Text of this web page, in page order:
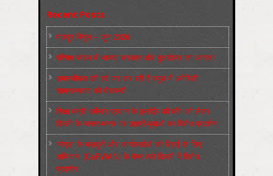
Recent Posts
मज़दूर बिगुल – जून 2026
पश्चिम बंगाल में भाजपा सरकार और बुलडोज़र का आतंक!
अमानवीयता की हदें पार कर रही है क्यूबा में अमेरिकी
साम्राज्यवाद की घेराबन्दी
शिक्षा मंत्री धर्मेन्द्र प्रधान के इस्तीफ़े की माँग को लेकर
दिल्ली के जन्तर-मन्तर पर छात्रों-युवाओं का विरोध प्रदर्शन
‘नोएडा के मज़दूरों और कार्यकर्ताओं की रिहाई के लिए
अभियान’ (CaRWAN) के बैनर तले दिल्ली में विरोध
प्रदर्शन